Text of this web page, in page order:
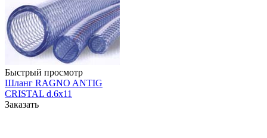
Быстрый просмотр
Шланг RAGNO ANTIG
CRISTAL d.6х11
Заказать